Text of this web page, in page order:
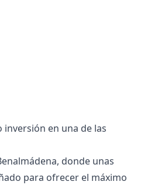
‌en una ‌de las
donde unas
para ofrecer el máximo